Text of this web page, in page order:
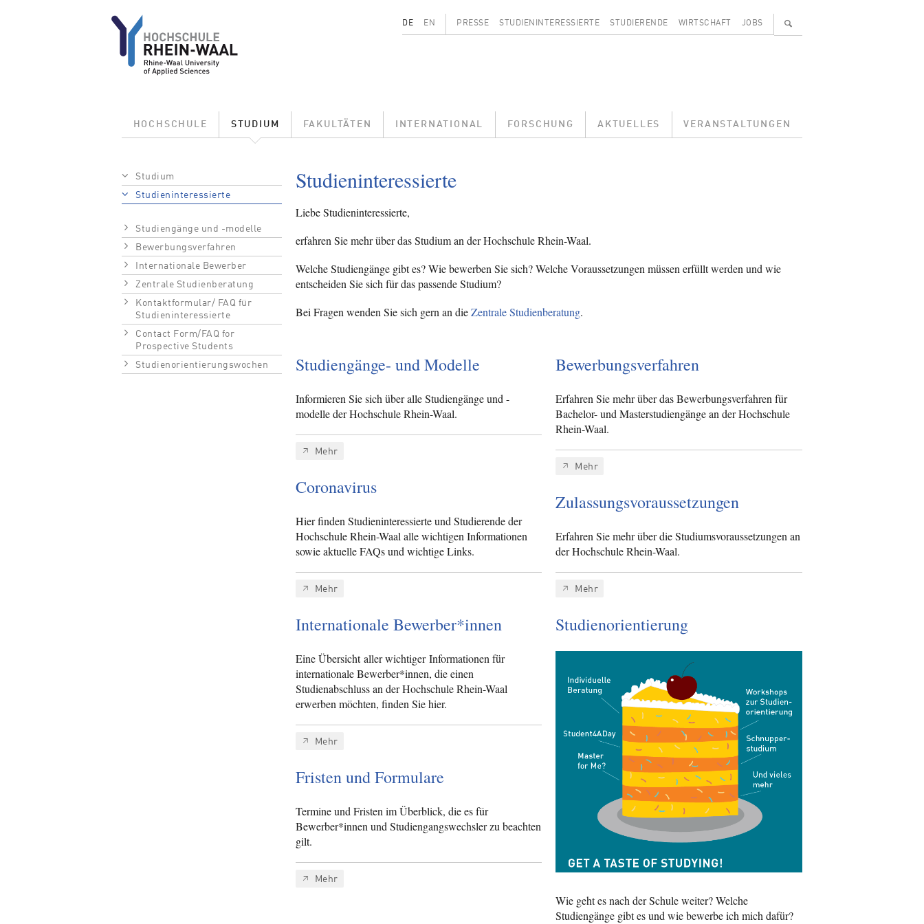
DE EN Secondary menu
PRESSE STUDIENINTERESSIERTE STUDIERENDE WIRTSCHAFT JOBS 🔍
Main menu
HOCHSCHULE STUDIUM FAKULTÄTEN INTERNATIONAL FORSCHUNG AKTUELLES VERANSTALTUNGEN
Pfadnavigation
Studium
Studieninteressierte
Studiengänge und -modelle
Bewerbungsverfahren
Internationale Bewerber
Zentrale Studienberatung
Kontaktformular/ FAQ für
Studieninteressierte
Contact Form/FAQ for
Prospective Students
Studienorientierungswochen
Studieninteressierte
Liebe Studieninteressierte,
erfahren Sie mehr über das Studium an der Hochschule Rhein-Waal.
Welche Studiengänge gibt es? Wie bewerben Sie sich? Welche Voraussetzungen müssen erfüllt werden und wie
entscheiden Sie sich für das passende Studium?
Bei Fragen wenden Sie sich gern an dieZentrale Studienberatung.
Studiengänge- und Modelle
Informieren Sie sich über alle Studiengänge und -
modelle der Hochschule Rhein-Waal.
Mehr
Coronavirus
Hier finden Studieninteressierte und Studierende der
Hochschule Rhein-Waal alle wichtigen Informationen
sowie aktuelle FAQs und wichtige Links.
Mehr
Internationale Bewerber*innen
Eine Übersicht aller wichtiger Informationen für
internationale Bewerber*innen, die einen
Studienabschluss an der Hochschule Rhein-Waal
erwerben möchten, finden Sie hier.
Mehr
Fristen und Formulare
Termine und Fristen im Überblick, die es für
Bewerber*innen und Studiengangswechsler zu beachten
gilt.
Mehr
Bewerbungsverfahren
Erfahren Sie mehr über das Bewerbungsverfahren für
Bachelor- und Masterstudiengänge an der Hochschule
Rhein-Waal.
Mehr
Zulassungsvoraussetzungen
Erfahren Sie mehr über die Studiumsvoraussetzungen an
der Hochschule Rhein-Waal.
Mehr
Studienorientierung
Wie geht es nach der Schule weiter? Welche
Studiengänge gibt es und wie bewerbe ich mich dafür?